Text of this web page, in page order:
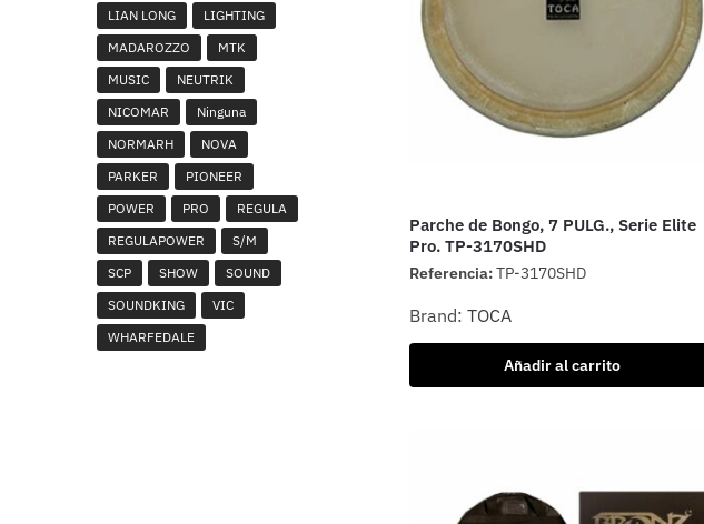
Parche de Bongo, 7 PULG., Serie Elite
Pro. TP-3170SHD
Referencia:TP-3170SHD
Brand: TOCA
Añadir al carrito
LIAN LONG
LIGHTING
MADAROZZO
MTK
MUSIC
NEUTRIK
NICOMAR
Ninguna
NORMARH
NOVA
PARKER
PIONEER
POWER
PRO
REGULA
REGULAPOWER
S/M
SCP
SHOW
SOUND
SOUNDKING
VIC
WHARFEDALE